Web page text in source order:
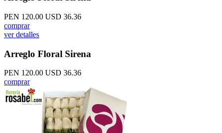
PEN 120.00 USD 36.36
comprar
ver detalles
Arreglo Floral Sirena
PEN 120.00 USD 36.36
comprar